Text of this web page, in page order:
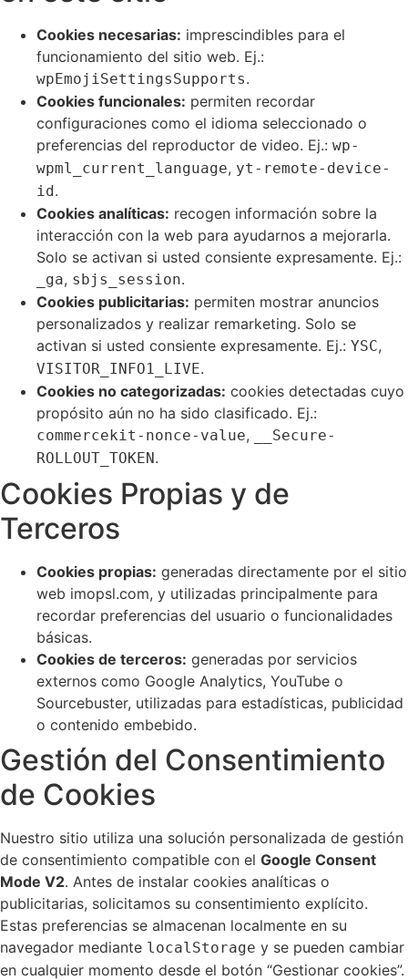
Cookies necesarias: imprescindibles para el
funcionamiento del sitio web. Ej.:
wpEmojiSettingsSupports.
Cookies funcionales: permiten recordar
configuraciones como el idioma seleccionado o
preferencias del reproductor de video. Ej.: wp-
wpml_current_language, yt-remote-device-
id.
Cookies analíticas: recogen información sobre la
interacción con la web para ayudarnos a mejorarla.
Solo se activan si usted consiente expresamente. Ej.:
_ga, sbjs_session.
Cookies publicitarias: permiten mostrar anuncios
personalizados y realizar remarketing. Solo se
activan si usted consiente expresamente. Ej.: YSC,
VISITOR_INFO1_LIVE.
Cookies no categorizadas: cookies detectadas cuyo
propósito aún no ha sido clasificado. Ej.:
commercekit-nonce-value,
__Secure-
ROLLOUT_TOKEN.
Cookies Propias y de
Terceros
Cookies propias: generadas directamente por el sitio
web imopsl.com, y utilizadas principalmente para
recordar preferencias del usuario o funcionalidades
básicas.
Cookies de terceros: generadas por servicios
externos como Google Analytics, YouTube o
Sourcebuster, utilizadas para estadísticas, publicidad
o contenido embebido.
Gestión del Consentimiento
de Cookies
Nuestro sitio utiliza una solución personalizada de gestión
de consentimiento compatible con el Google Consent
Mode V2. Antes de instalar cookies analíticas o
publicitarias, solicitamos su consentimiento explícito.
Estas preferencias se almacenan localmente en su
navegador mediante localStorage y se pueden cambiar
en cualquier momento desde el botón “Gestionar cookies”.